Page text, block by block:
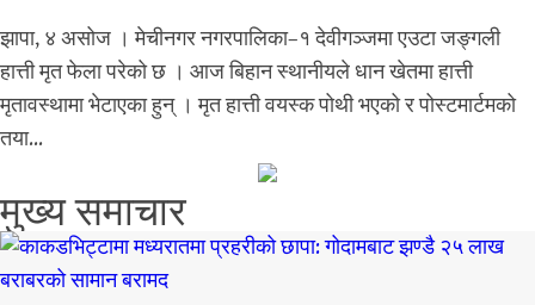
झापा, ४ असोज । मेचीनगर नगरपालिका–१ देवीगञ्जमा एउटा जङ्गली
हात्ती मृत फेला परेको छ । आज बिहान स्थानीयले धान खेतमा हात्ती
मृतावस्थामा भेटाएका हुन् । मृत हात्ती वयस्क पोथी भएको र पोस्टमार्टमको
तया...
मुख्य समाचार